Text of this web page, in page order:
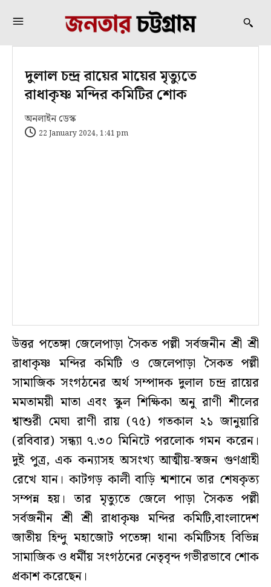
দুলাল চন্দ্র রায়ের মায়ের মৃত্যুতে
রাধাকৃষ্ণ মন্দির কমিটির শোক
অনলাইন ডেস্ক
22 January 2024, 1:41 pm
উত্তর পতেঙ্গা জেলেপাড়া সৈকত পল্লী সর্বজনীন শ্রী শ্রী
রাধাকৃষ্ণ মন্দির কমিটি ও জেলেপাড়া সৈকত পল্লী
সামাজিক সংগঠনের অর্থ সম্পাদক দুলাল চন্দ্র রায়ের
মমতাময়ী মাতা এবং স্কুল শিক্ষিকা অনু রাণী শীলের
শ্বাশুরী মেঘা রাণী রায় (৭৫) গতকাল ২১ জানুয়ারি
(রবিবার) সন্ধ্যা ৭.৩০ মিনিটে পরলোক গমন করেন।
দুই পুত্র, এক কন্যাসহ অসংখ্য আত্মীয়-স্বজন গুণগ্রাহী
রেখে যান। কাটগড় কালী বাড়ি শ্মশানে তার শেষকৃত্য
সম্পন্ন হয়। তার মৃত্যুতে জেলে পাড়া সৈকত পল্লী
সর্বজনীন শ্রী শ্রী রাধাকৃষ্ণ মন্দির কমিটি,বাংলাদেশ
জাতীয় হিন্দু মহাজোট পতেঙ্গা থানা কমিটিসহ বিভিন্ন
সামাজিক ও ধর্মীয় সংগঠনের নেতৃবৃন্দ গভীরভাবে শোক
প্রকাশ করেছেন।